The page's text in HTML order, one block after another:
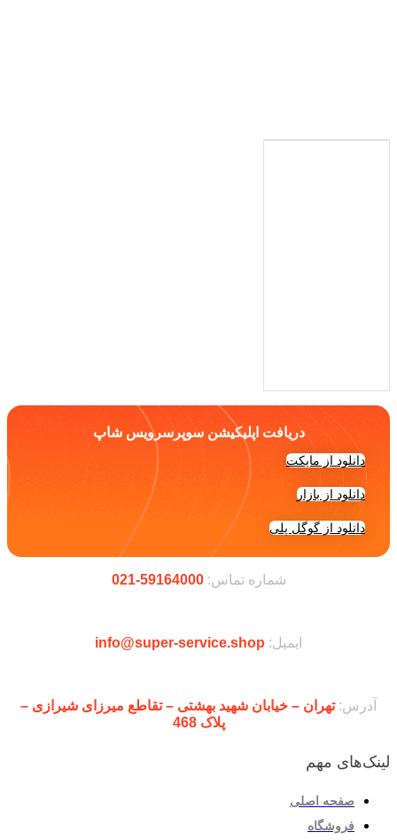
دریافت اپلیکیشن سوپرسرویس شاپ
دانلود از مایکت
دانلود از بازار
دانلود از گوگل پلی
شماره تماس:59164000-021
ایمیل: info@super-service.shop
آدرس:تهران – خیابان شهید بهشتی – تقاطع میرزای شیرازی –
پلاک 468
لینک‌های مهم
صفحه اصلی
فروشگاه